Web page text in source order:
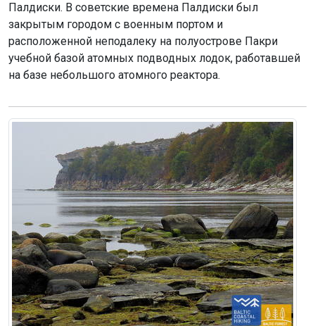
Палдиски. В советские времена Палдиски был
закрытым городом с военным портом и
расположенной неподалеку на полуострове Пакри
учебной базой атомных подводных лодок, работавшей
на базе небольшого атомного реактора.